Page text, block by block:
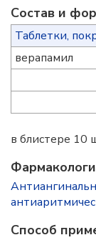
Состав и
Таблетки,
верапамил
в блистере 10
Способ